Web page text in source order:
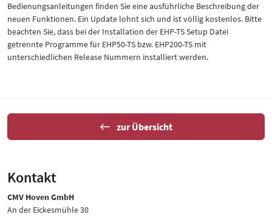
Bedienungsanleitungen finden Sie eine ausführliche Beschreibung der
neuen Funktionen. Ein Update lohnt sich und ist völlig kostenlos. Bitte
beachten Sie, dass bei der Installation der EHP-TS Setup Datei
getrennte Programme für EHP50-TS bzw. EHP200-TS mit
unterschiedlichen Release Nummern installiert werden.
zur Übersicht
Kontakt
CMV Hoven GmbH
An der Eickesmühle 30